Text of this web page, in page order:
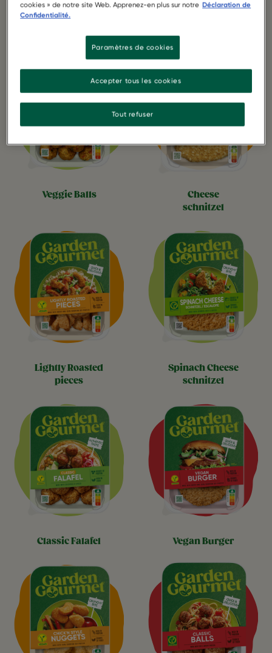
chick'n style
schnitzel
veggie balls
cheese
schnitzel
lightly roasted
pieces
spinach cheese
schnitzel
classic falafel vegan burger
cookies » de notre site Web. Apprenez-en plus sur notre Déclaration de
Confidentialité.
Paramètres de cookies
Tout refuser
Accepter tous les cookies